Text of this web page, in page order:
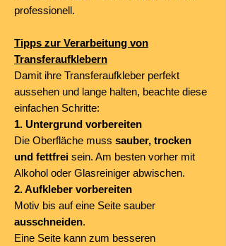
professionell.
Tipps zur Verarbeitung von
Transferaufklebern
Damit ihre Transferaufkleber perfekt
aussehen und lange halten, beachte diese
einfachen Schritte:
1. Untergrund vorbereiten
Die Oberfläche muss sauber, trocken
und fettfrei sein. Am besten vorher mit
Alkohol oder Glasreiniger abwischen.
2. Aufkleber vorbereiten
Motiv bis auf eine Seite sauber
ausschneiden.
Eine Seite kann zum besseren